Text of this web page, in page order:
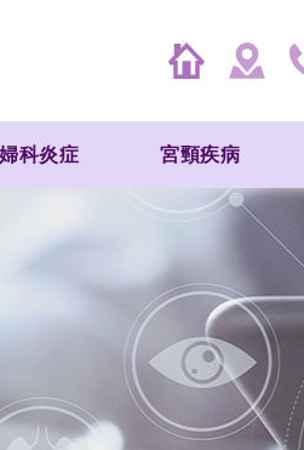
婦科炎症 宮頸疾病